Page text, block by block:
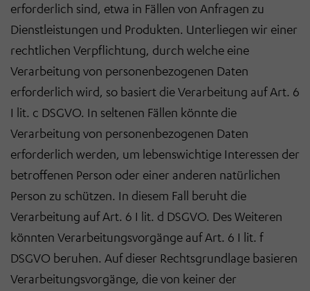
erforderlich sind, etwa in Fällen von Anfragen zu
Dienstleistungen und Produkten. Unterliegen wir einer
rechtlichen Verpflichtung, durch welche eine
Verarbeitung von personenbezogenen Daten
erforderlich wird, so basiert die Verarbeitung auf Art. 6
I lit. c DSGVO. In seltenen Fällen könnte die
Verarbeitung von personenbezogenen Daten
erforderlich werden, um lebenswichtige Interessen der
betroffenen Person oder einer anderen natürlichen
Person zu schützen. In diesem Fall beruht die
Verarbeitung auf Art. 6 I lit. d DSGVO. Des Weiteren
könnten Verarbeitungsvorgänge auf Art. 6 I lit. f
DSGVO beruhen. Auf dieser Rechtsgrundlage basieren
Verarbeitungsvorgänge, die von keiner der